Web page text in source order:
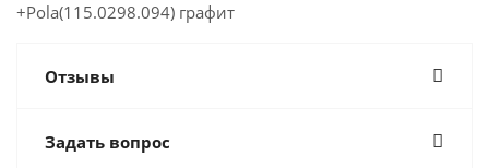
+Pola(115.0298.094) графит
Отзывы
Задать вопрос